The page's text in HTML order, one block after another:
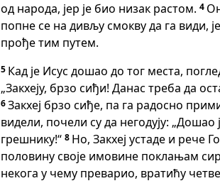
од народа, јер је био низак растом. 4
попне се на дивљу смокву да га види,
прође тим путем.
5 Кад је Исус дошао до тог места,
„Закхеју, брзо сиђи! Данас треба да
6Закхеј брзо сиђе, па га радосно
видели, почели су да негодују: „Дошао
грешнику!“ 8 Но, Закхеј устаде и рече
половину своје имовине поклањам
некога у чему преварио, вратићу